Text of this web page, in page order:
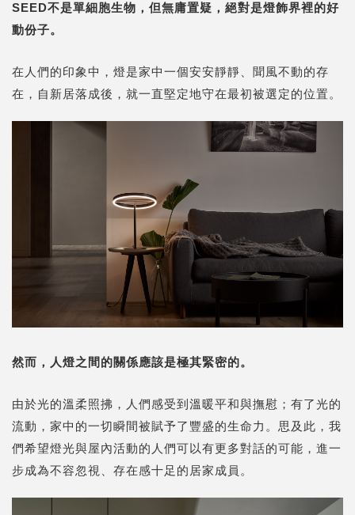
SEED不是單細胞生物，但無庸置疑，絕對是燈飾界裡的好
動份子。
在人們的印象中，燈是家中一個安安靜靜、聞風不動的存
在，自新居落成後，就一直堅定地守在最初被選定的位置。
然而，人燈之間的關係應該是極其緊密的。
由於光的溫柔照拂，人們感受到溫暖平和與撫慰；有了光的
流動，家中的一切瞬間被賦予了豐盛的生命力。思及此，我
們希望燈光與屋內活動的人們可以有更多對話的可能，進一
步成為不容忽視、存在感十足的居家成員。